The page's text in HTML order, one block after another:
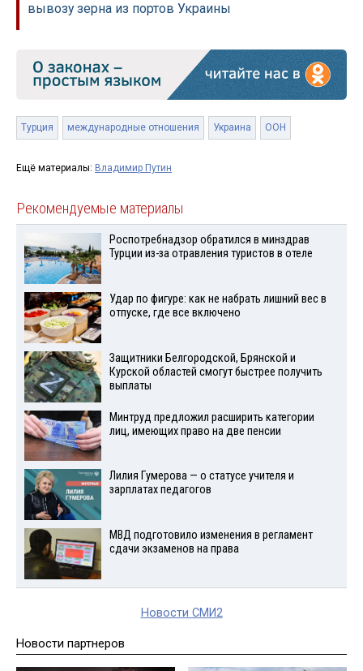
вывозу зерна из портов Украины
Турция международные отношения Украина ООН
Ещё материалы: Владимир Путин
Рекомендуемые материалы
Роспотребнадзор обратился в минздрав
Турции из-за отравления туристов в отеле
Удар по фигуре: как не набрать лишний вес в
отпуске, где все включено
Защитники Белгородской, Брянской и
Курской областей смогут быстрее получить
выплаты
Минтруд предложил расширить категории
лиц, имеющих право на две пенсии
Лилия Гумерова — о статусе учителя и
зарплатах педагогов
МВД подготовило изменения в регламент
сдачи экзаменов на права
Новости СМИ2
Новости партнеров